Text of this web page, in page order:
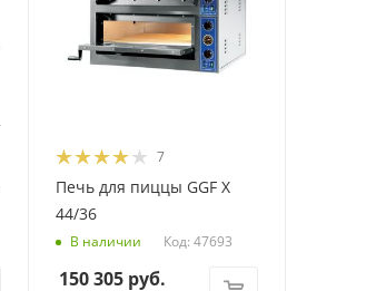
7
Печь для пиццы GGF Х
44/36
В наличии Код: 47693
150 305 руб.